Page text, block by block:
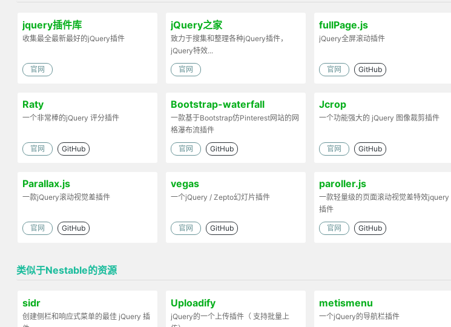
jquery插件库
收集最全最新最好的jQuery插件
官网
jQuery之家
致力于搜集和整理各种jQuery插件，
jQuery特效...
官网
fullPage.js
jQuery全屏滚动插件
官网 GitHub
Raty
一个非常棒的jQuery 评分插件
官网 GitHub
Bootstrap-waterfall
一款基于Bootstrap仿Pinterest网站的网
格瀑布流插件
官网 GitHub
Jcrop
一个功能强大的 jQuery 图像裁剪插件
官网 GitHub
Parallax.js
一款jQuery滚动视觉差插件
官网 GitHub
vegas
一个jQuery / Zepto幻灯片插件
官网 GitHub
paroller.js
一款轻量级的页面滚动视觉差特效jquery
插件
官网 GitHub
类似于Nestable的资源
sidr
创建侧栏和响应式菜单的最佳 jQuery 插
Uploadify
jQuery的一个上传插件（ 支持批量上
metismenu
一个jQuery的导航栏插件